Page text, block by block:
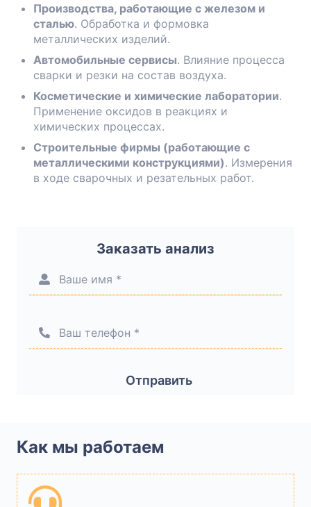
Производства, работающие с железом и
сталью. Обработка и формовка
металлических изделий.
Автомобильные сервисы. Влияние процесса
сварки и резки на состав воздуха.
Косметические и химические лаборатории.
Применение оксидов в реакциях и
химических процессах.
Строительные фирмы (работающие с
металлическими конструкциями). Измерения
в ходе сварочных и резательных работ.
Заказать анализ
Ваше имя *
Ваш телефон *
Отправить
Как мы работаем